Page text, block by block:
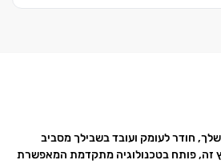
חודר לעומק ועובד בשבילך מסביב
זה, פותח בטכנולוגיה מתקדמת המאפשרת